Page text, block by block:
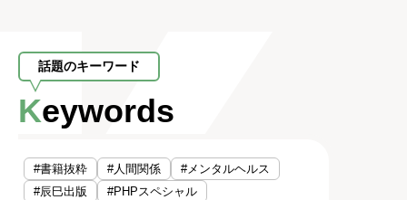
話題のキーワード
Keywords
#書籍抜粋 #人間関係
#メンタルヘルス
#辰巳出版
#PHPスペシャル